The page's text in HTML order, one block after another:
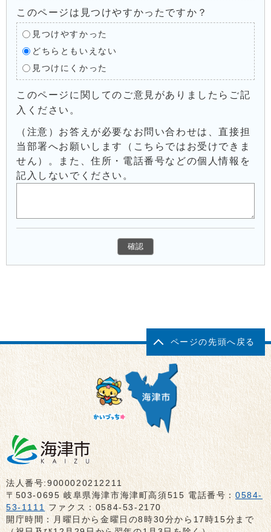
このページは見つけやすかったですか？
見つけやすかった
どちらともいえない
見つけにくかった
このページに関してのご意見がありましたらご記
入ください。
（注意）お答えが必要なお問い合わせは、直接担
当部署へお願いします（こちらではお受けできま
せん）。また、住所・電話番号などの個人情報を
記入しないでください。
ページの先頭へ戻る
法人番号:9000020212211
〒503-0695 岐阜県海津市海津町高須515 電話番号：0584-
53-1111 ファクス：0584-53-2170
開庁時間：月曜日から金曜日の8時30分から17時15分まで